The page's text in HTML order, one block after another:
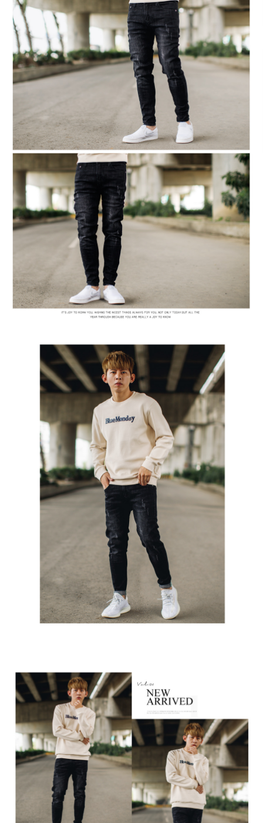
【「AFTEE先享後付」結帳流程】
１．於結帳方式選擇「AFTEE先享後付」後，將跳轉至「AFTEE先享後付」
結帳頁面，進行簡訊認證並確認金額後，即可完成結帳。
２．訂單成立數日內，您將收到繳費通知簡訊。
３．收到繳費通知簡訊後14天內，點擊此簡訊中的連結，可透過四大超商／
ATM／網路銀行／等多元方式進行付款，方視為交易完成。
※ 請注意：結帳手續完成當下不需立刻繳費，但若您需要取消訂單，請聯絡
購買商品的店家。未經商家同意取消之訂單仍視為有效，需透過AFTEE先享
※ 交易是否成功請以「AFTEE先享後付 」之結帳頁面顯示為準，若有關於
是否繳費成功／繳費後需取消欲退款等相關疑問，請聯繫「AFTEE先享後付
客戶支援中心」
https://netprotections.freshdesk.com/support/home
【注意事項】
１．透過由恩沛科技股份有限公司提供之「AFTEE先享後付」服務完成之交
易，需依本服務之必要範圍內提供個人資料，並將交易相關給付款項請求債
權轉讓予恩沛科技股份有限公司。
２．關於個人資料處理事宜，請瀏覽以下網址：
https://aftee.tw/terms/#terms3
３．未成年的使用者請事先徵得法定代理人或監護人之同意方可使用
「AFTEE先享後付」，若未經同意申辦者引起之損失，本公司不負相關責
任。
４．使用「AFTEE先享後付」時，將依據個別帳號之用戶狀況，依本公司即
時審查核予不同之上限額度；若仍有額度不足之情形，本公司將視審查結果
請求用戶進行身份認證。
５．嚴禁一人註冊多個帳號或使用他人資訊註冊。若發現惡意使用之情形，
恩沛科技股份有限公司將有權停止該用戶之使用額度並採取法律行動。
每筆NT$80，滿NT$1,800(含以上)免運費
先付款後全家取貨
每筆NT$80，滿NT$1,800(含以上)免運費
7-11付款取貨
每筆NT$80，滿NT$1,800(含以上)免運費
每筆NT$80，滿NT$1,800(含以上)免運費
宅配
每筆NT$120，滿NT$3,000(含以上)免運費